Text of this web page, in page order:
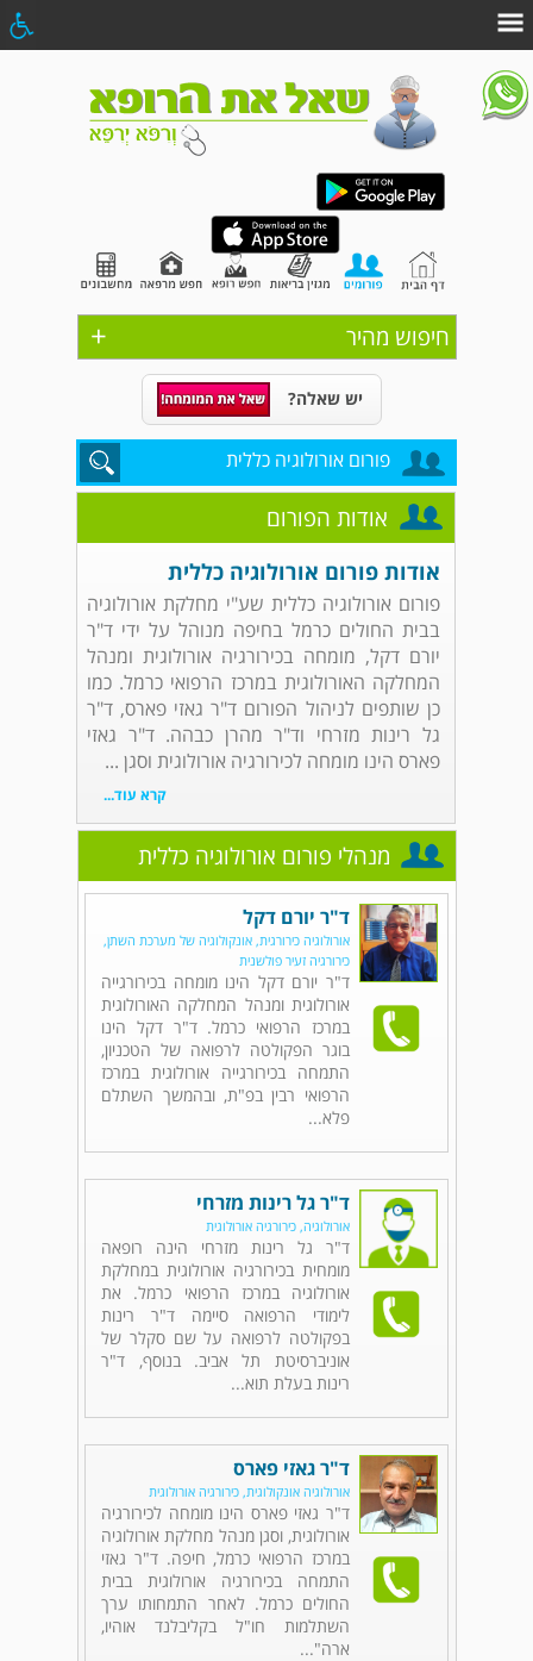
+ חיפוש מהיר
יש שאלה?
פורום אורולוגיה כללית
אודות הפורום
אודות פורום אורולוגיה כללית
פורום אורולוגיה כללית שע"י מחלקת אורולוגיה
בבית החולים כרמל בחיפה מנוהל על ידי ד"ר
יורם דקל, מומחה בכירורגיה אורולוגית ומנהל
המחלקה האורולוגית במרכז הרפואי כרמל. כמו
כן שותפים לניהול הפורום ד"ר גאזי פארס, ד"ר
גל רינות מזרחי וד"ר מהרן כבהה. ד"ר גאזי
פארס הינו מומחה לכירורגיה אורולוגית וסגן ...
קרא עוד...
מנהלי פורום אורולוגיה כללית
ד"ר יורם דקל
אורולוגיה כירורגית, אונקולוגיה של מערכת השתן,
כירורגיה זעיר פולשנית
ד"ר יורם דקל הינו מומחה בכירורגייה
אורולוגית ומנהל המחלקה האורולוגית
במרכז הרפואי כרמל. ד"ר דקל הינו
בוגר הפקולטה לרפואה של הטכניון,
התמחה בכירורגייה אורולוגית במרכז
הרפואי רבין בפ"ת, ובהמשך השתלם
פלא...
ד"ר גל רינות מזרחי
אורולוגיה, כירורגיה אורולוגית
ד"ר גל רינות מזרחי הינה רופאה
מומחית בכירורגיה אורולוגית במחלקת
אורולוגיה במרכז הרפואי כרמל. את
לימודי הרפואה סיימה ד"ר רינות
בפקולטה לרפואה על שם סקלר של
אוניברסיטת תל אביב. בנוסף, ד"ר
רינות בעלת תוא...
ד"ר גאזי פארס
אורולוגיה אונקולוגית, כירורגיה אורולוגית
ד"ר גאזי פארס הינו מומחה לכירורגיה
אורולוגית, וסגן מנהל מחלקת אורולוגיה
במרכז הרפואי כרמל, חיפה. ד"ר גאזי
התמחה בכירורגיה אורולוגית בבית
החולים כרמל. לאחר התמחותו ערך
השתלמות חו"ל בקליבלנד אוהיו,
ארה"...